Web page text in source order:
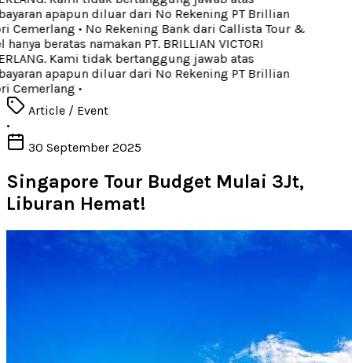
apapun diluar dari No Rekening PT Brillian
Cemerlang• No Rekening Bank dari Callista Tour &
beratas namakan PT. BRILLIAN VICTORI
Kami tidak bertanggung jawab atas
apapun diluar dari No Rekening PT Brillian
Cemerlang•
Article / Event
•
30 September 2025
Singapore Tour Budget Mulai 3Jt,
Liburan Hemat!